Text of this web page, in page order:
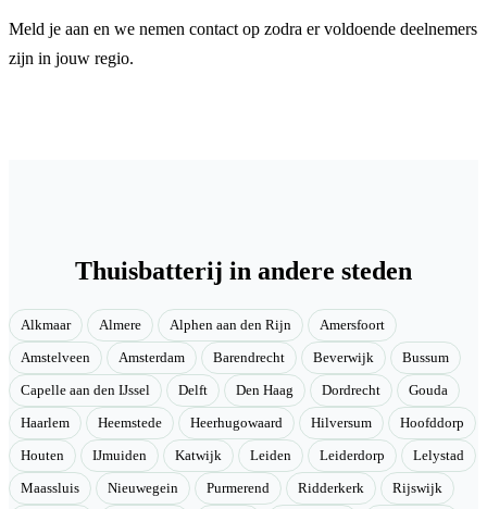
Meld je aan en we nemen contact op zodra er voldoende deelnemers
zijn in jouw regio.
Thuisbatterij in andere steden
Alkmaar Almere Alphen aan den Rijn Amersfoort
Amstelveen Amsterdam Barendrecht Beverwijk Bussum
Capelle aan den IJssel Delft Den Haag Dordrecht Gouda
Haarlem Heemstede Heerhugowaard Hilversum Hoofddorp
Houten IJmuiden Katwijk Leiden Leiderdorp Lelystad
Maassluis Nieuwegein Purmerend Ridderkerk Rijswijk